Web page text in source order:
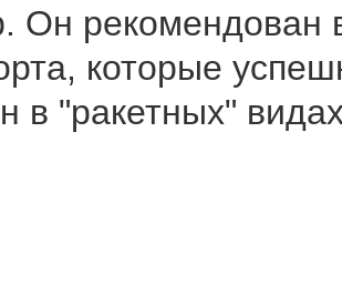
Он
которые
в "ракетных"